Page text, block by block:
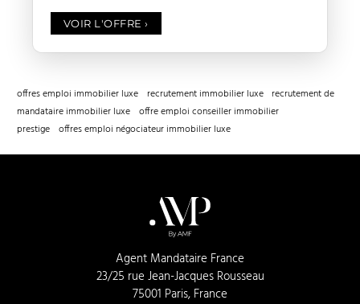
VOIR L'OFFRE›
offres emploi immobilier luxe recrutement immobilier luxe
recrutement de
mandataire immobilier luxe
offre emploi conseiller immobilier
prestige
offres emploi négociateur immobilier luxe
Agent Mandataire France
23/25 rue Jean-Jacques Rousseau
75001 Paris, France